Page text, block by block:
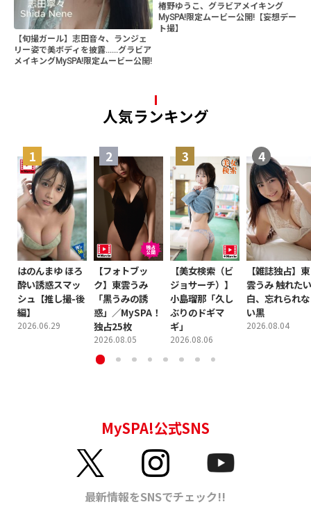
【旬撮ガール】志田音々、ランジェ
リー姿で美ボディを披露......グラビア
メイキングMySPA!限定ムービー公開!
椿野ゆうこ、グラビアメイキング
MySPA!限定ムービー公開!【妄想デー
ト撮】
人気ランキング
はのんまゆ ほろ
酔い誘惑スマッ
シュ【推し撮-後
編】
2026.06.29
【フォトブッ
ク】東雲うみ
「黒うみの誘
惑」／MySPA！
独占25枚
2026.08.05
【美女検索（ビ
ジョサーチ）】
小島瑠那「久し
ぶりのドギマ
ギ」
2026.08.06
【雑誌独占】東
雲うみ 触れたい
白、忘れられな
い黒
2026.08.04